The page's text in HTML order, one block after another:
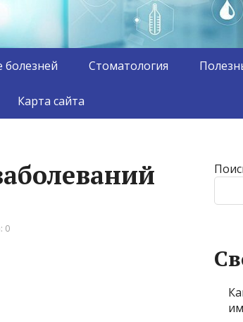
болезней Стоматология
Карта сайта
0